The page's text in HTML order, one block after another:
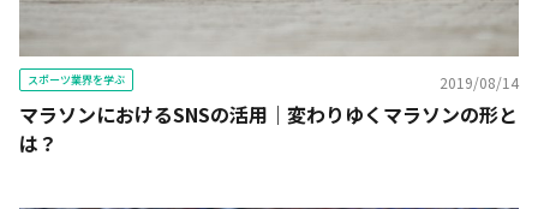
スポーツ業界を学ぶ 2019/08/14
マラソンにおけるSNSの活用｜変わりゆくマラソンの形と
は？